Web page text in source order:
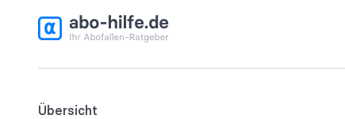
Übersicht